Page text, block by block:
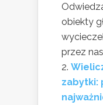
obiekty
przez
zabytki: